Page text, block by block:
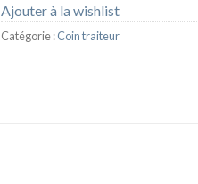
Ajouter à la wishlist
Catégorie :Coin traiteur